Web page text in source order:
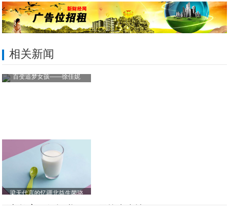
相关新闻
百变追梦女孩——徐佳妮
梁天代言的忆疆北益生菌骆